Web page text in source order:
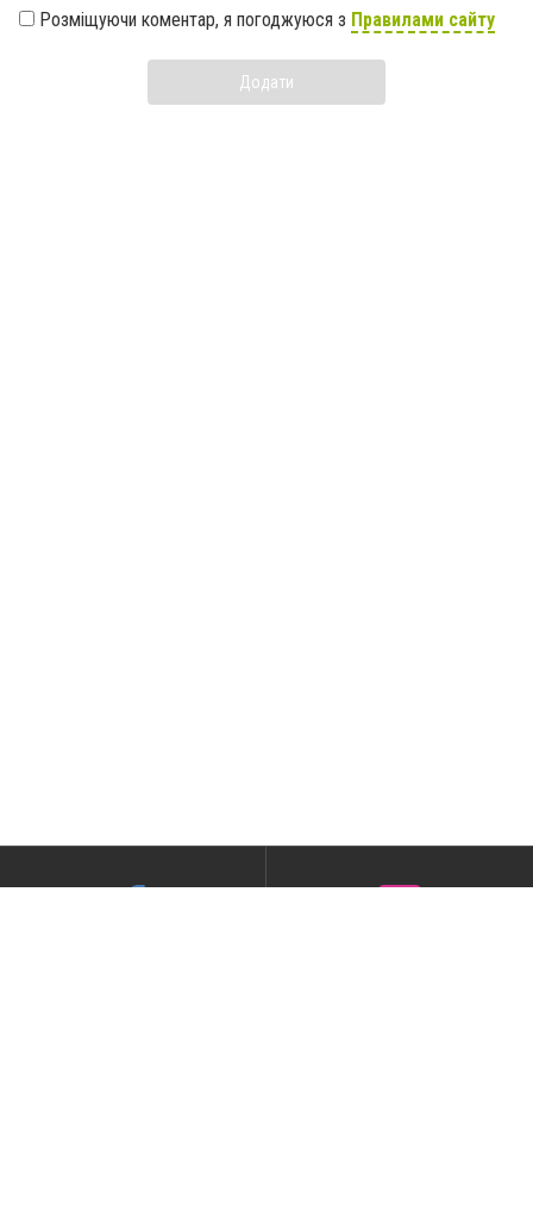
Розміщуючи коментар, я погоджуюся з Правилами сайту
Додати